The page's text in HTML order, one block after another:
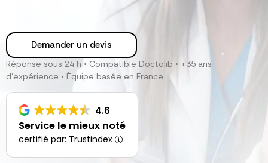
Demander un devis
Réponse sous 24 h • Compatible Doctolib • +35 ans
d’expérience • Équipe basée en France
4.6
Service le mieux noté
certifié par: Trustindex